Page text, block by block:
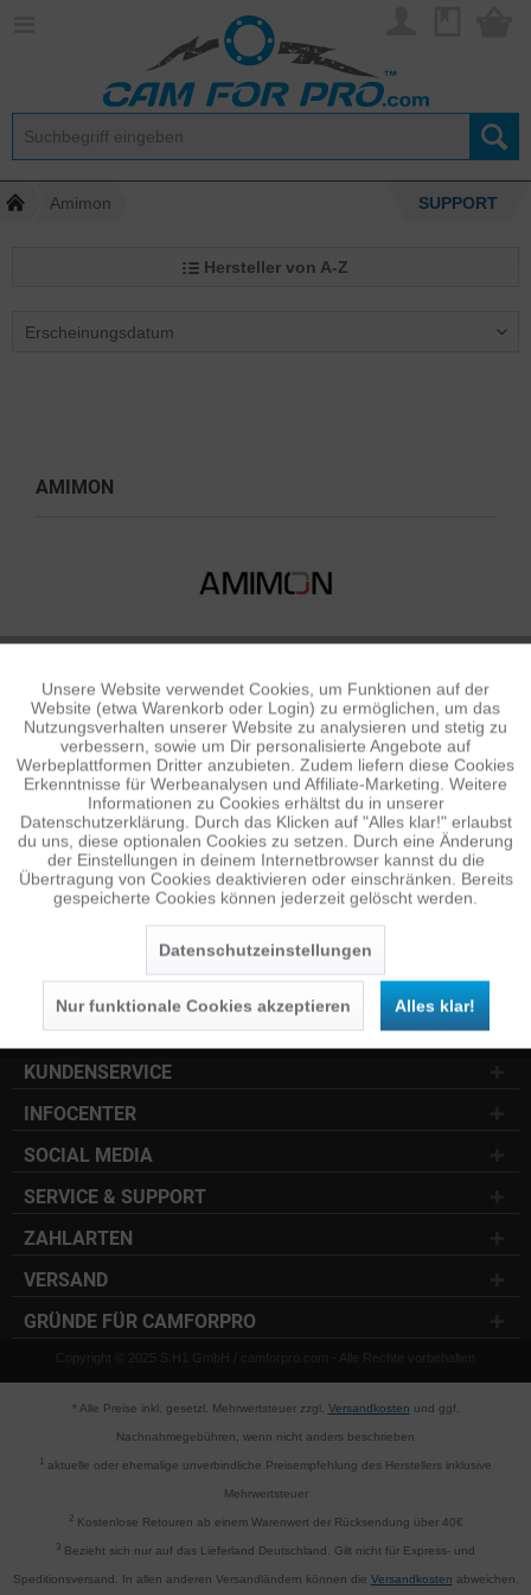
Amimon SUPPORT
Hersteller von A-Z
AMIMON
NEWSLETTER
Jetzt anmelden und 10 € Gutschein sichern
habe ich zur Kenntnis
genommen.
KUNDENSERVICE
INFOCENTER
SOCIAL MEDIA
SERVICE & SUPPORT
ZAHLARTEN
VERSAND
GRÜNDE FÜR CAMFORPRO
Copyright © 2025 S.H1 GmbH / camforpro.com - Alle Rechte vorbehalten
* Alle Preise inkl. gesetzl. Mehrwertsteuer zzgl. Versandkosten und ggf.
Nachnahmegebühren, wenn nicht anders beschrieben
1 aktuelle oder ehemalige unverbindliche Preisempfehlung des Herstellers inklusive
Mehrwertsteuer
2Kostenlose Retouren ab einem Warenwert der Rücksendung über 40€
3 Bezieht sich nur auf das Lieferland Deutschland. Gilt nicht für Express- und
Speditionsversand. In allen anderen Versandländern können die Versandkosten abweichen.
Funktionale Aktiv
Tracking Inaktiv
Personalisierung Inaktiv
Service Inaktiv
Unsere Website verwendet Cookies, um Funktionen auf der
Website (etwa Warenkorb oder Login) zu ermöglichen, um das
Nutzungsverhalten unserer Website zu analysieren und stetig zu
verbessern, sowie um Dir personalisierte Angebote auf
Werbeplattformen Dritter anzubieten. Zudem liefern diese Cookies
Erkenntnisse für Werbeanalysen und Affiliate-Marketing. Weitere
Informationen zu Cookies erhältst du in unserer
Datenschutzerklärung. Durch das Klicken auf "Alles klar!" erlaubst
du uns, diese optionalen Cookies zu setzen. Durch eine Änderung
der Einstellungen in deinem Internetbrowser kannst du die
Übertragung von Cookies deaktivieren oder einschränken. Bereits
gespeicherte Cookies können jederzeit gelöscht werden.
Datenschutzeinstellungen
Nur funktionale Cookies akzeptieren Alles klar!